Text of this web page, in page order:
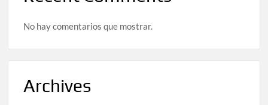
No hay comentarios que mostrar.
Archives